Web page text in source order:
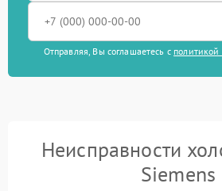
Отправляя, Вы соглашаетесь с
Неисправности
Siemens